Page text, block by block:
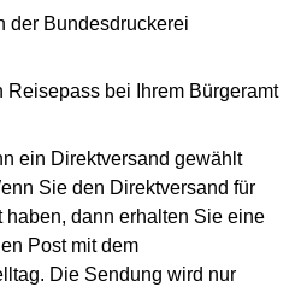
der Bundesdruckerei
Reisepass bei Ihrem Bürgeramt
ein Direktversand gewählt
Sie den Direktversand für
dann erhalten Sie eine
Post mit dem
Die Sendung wird nur